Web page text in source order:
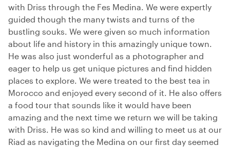
with Driss through the Fes Medina. We were expertly
guided though the many twists and turns of the
bustling souks. We were given so much information
about life and history in this amazingly unique town.
He was also just wonderful as a photographer and
eager to help us get unique pictures and find hidden
places to explore. We were treated to the best tea in
Morocco and enjoyed every second of it. He also offers
a food tour that sounds like it would have been
amazing and the next time we return we will be taking
with Driss. He was so kind and willing to meet us at our
Riad as navigating the Medina on our first day seemed